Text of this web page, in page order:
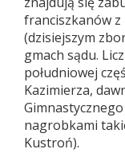
franciszkanów z
(dzisiejszym
gmach sądu.
południowej
Kazimierza,
nagrobkami
Kustroń).